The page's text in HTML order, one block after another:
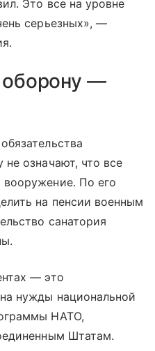
Это все на уровне
серьезных», —
оборону —
не означают, что все
По его
на пенсии военным
санатория
— это
нужды национальной
НАТО,
Штатам.